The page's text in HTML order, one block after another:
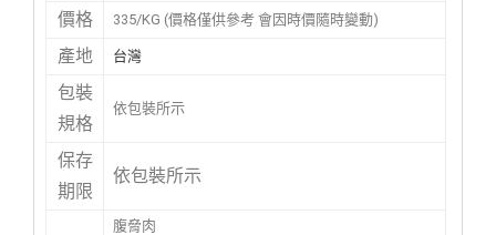
價格 335/KG (價格僅供參考 會因時價隨時變動)
產地 台灣
包裝
規格
依包裝所示
保存
期限
依包裝所示
腹脅肉